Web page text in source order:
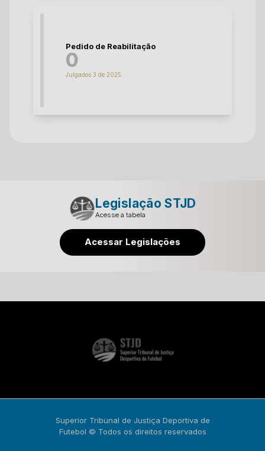
Pedido de Reabilitação
0
Julgados 3 de 2025.
Legislação STJD
Acesse a tabela
Acessar Legislações
Superior Tribunal de Justiça Deportiva de
Futebol © Todos os direitos reservados